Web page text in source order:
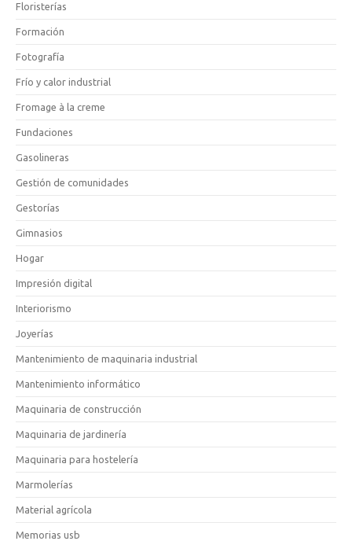
Floristerías
Formación
Fotografía
Frío y calor industrial
Fromage à la creme
Fundaciones
Gasolineras
Gestión de comunidades
Gestorías
Gimnasios
Hogar
Impresión digital
Interiorismo
Joyerías
Mantenimiento de maquinaria industrial
Mantenimiento informático
Maquinaria de construcción
Maquinaria de jardinería
Maquinaria para hostelería
Marmolerías
Material agrícola
Memorias usb